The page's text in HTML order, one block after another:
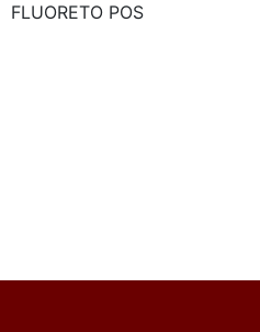
FLUORETO POS